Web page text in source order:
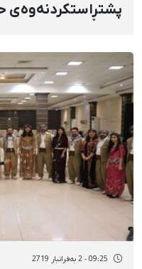
پشتڕاستکردنەوەی
09:25 - 2 بەفرانبار 2719